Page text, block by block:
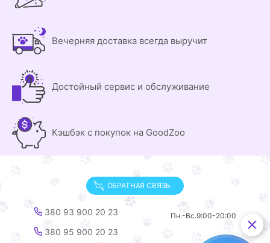
Вечерняя доставка всегда выручит
Достойный сервис и обслуживание
Кэшбэк с покупок на GoodZoo
ОБРАТНАЯ СВЯЗЬ
380 93 900 20 23
380 95 900 20 23
Пн.-Вс.9:00-20:00